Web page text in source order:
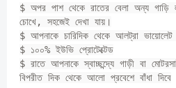
$ অপর পাশ থেকে রাতের বেলা অন্য গাড়ি
চোখে, সহজেই দেখা যায়।
$ আপনাকে চারিদিক থেকে আলট্রা
$ ১০০% ইউভি প্রোটেক্টেড
$ রাতে আপনাকে স্বাচ্ছন্দ্যে গাড়ী বা
বিপরীত দিক থেকে আলো প্রবেশে বাঁধা দিবে